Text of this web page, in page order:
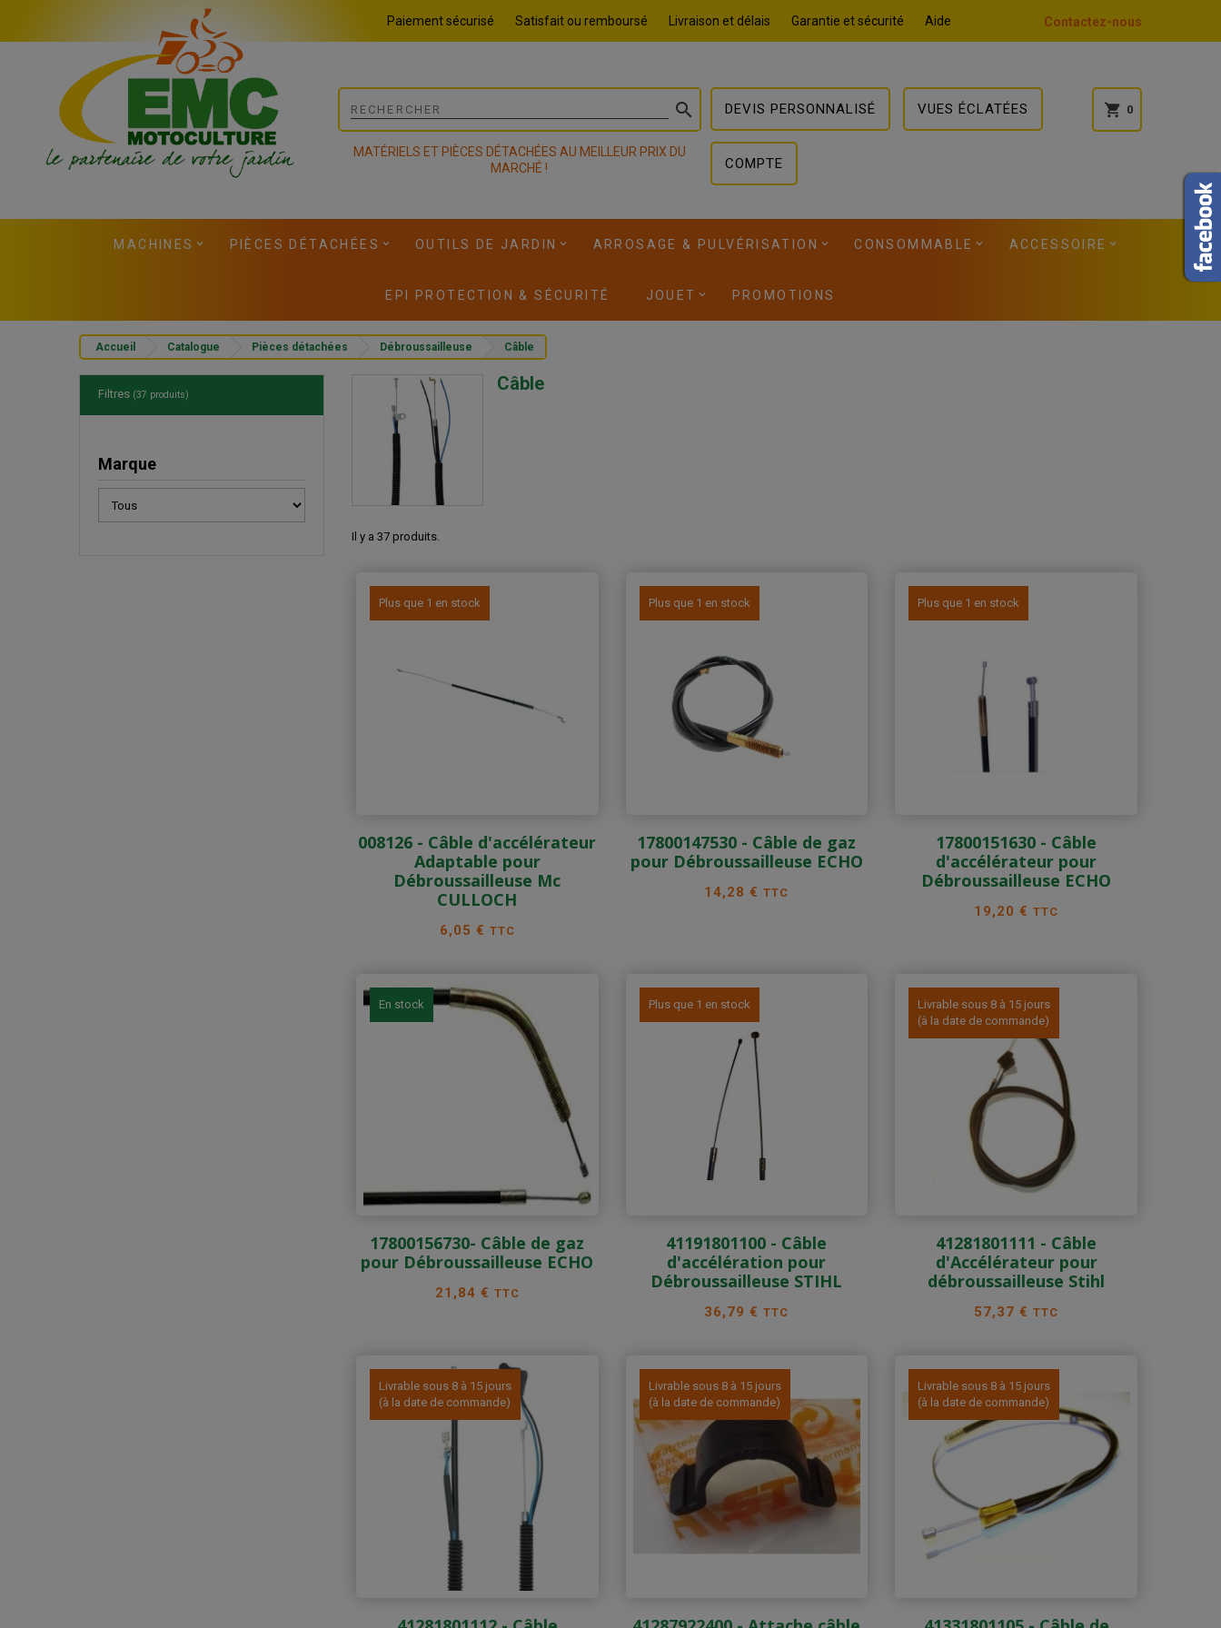
Paiement sécurisé Satisfait ou remboursé Livraison et délais Garantie et sécurité Aide Contactez-nous

MATÉRIELS ET PIÈCES DÉTACHÉES AU MEILLEUR PRIX DU
MARCHÉ !
DEVIS PERSONNALISÉ VUES ÉCLATÉES
COMPTE
shopping_cart 0
MACHINES PIÈCES DÉTACHÉES OUTILS DE JARDIN ARROSAGE & PULVÉRISATION CONSOMMABLE ACCESSOIRE
EPI PROTECTION & SÉCURITÉ JOUET PROMOTIONS
Accueil Catalogue Pièces détachées Débroussailleuse Câble
Filtres (37 produits)
Marque
Câble
Il y a 37 produits.
Plus que 1 en stock
008126 - Câble d'accélérateur
Adaptable pour
Débroussailleuse Mc
CULLOCH
Prix
6,05 € TTC
Plus que 1 en stock
17800147530 - Câble de gaz
pour Débroussailleuse ECHO
Prix
14,28 €TTC
Plus que 1 en stock
17800151630 - Câble
d'accélérateur pour
Débroussailleuse ECHO
Prix
19,20 €TTC
En stock
17800156730- Câble de gaz
pour Débroussailleuse ECHO
Prix
21,84 € TTC
Plus que 1 en stock
41191801100 - Câble
d'accélération pour
Débroussailleuse STIHL
Prix
36,79 €TTC
Livrable sous 8 à 15 jours
(à la date de commande)
41281801111 - Câble
d'Accélérateur pour
débroussailleuse Stihl
Prix
57,37 €TTC
Livrable sous 8 à 15 jours
(à la date de commande)
Livrable sous 8 à 15 jours
(à la date de commande)
Livrable sous 8 à 15 jours
(à la date de commande)